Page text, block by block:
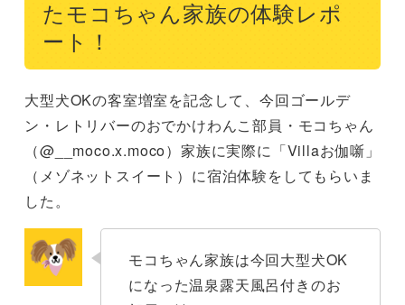
たモコちゃん家族の体験レポ
ート！
大型犬OKの客室増室を記念して、今回ゴールデ
ン・レトリバーのおでかけわんこ部員・モコちゃん
（@__moco.x.moco）家族に実際に「Villaお伽噺」
（メゾネットスイート）に宿泊体験をしてもらいま
した。
モコちゃん家族は今回大型犬OK
になった温泉露天風呂付きのお